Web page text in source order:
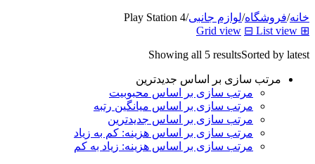
خانه/فروشگاه/لوازم جانبی/
Play Station 4
⊞
Grid view ⊟ List view
Showing all 5 resultsSorted by latest
مرتب سازی بر اساس جدیدترین
مرتب سازی بر اساس محبوبیت
مرتب سازی بر اساس میانگین رتبه
مرتب سازی بر اساس جدیدترین
مرتب سازی بر اساس هزینه: کم به زیاد
مرتب سازی بر اساس هزینه: زیاد به کم